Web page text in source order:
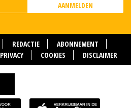
AANMELDEN
REDACTIE
ABONNEMENT
PRIVACY COOKIES DISCLAIMER